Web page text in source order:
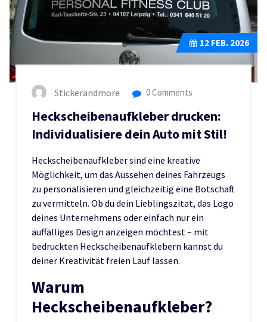
12 FEB. 2026
Stickerandmore 0 Comments
Heckscheibenaufkleber drucken:
Individualisiere dein Auto mit Stil!
Heckscheibenaufkleber sind eine kreative
Möglichkeit, um das Aussehen deines Fahrzeugs
zu personalisieren und gleichzeitig eine Botschaft
zu vermitteln. Ob du dein Lieblingszitat, das Logo
deines Unternehmens oder einfach nur ein
auffälliges Design anzeigen möchtest – mit
bedruckten Heckscheibenaufklebern kannst du
deiner Kreativität freien Lauf lassen.
Warum
Heckscheibenaufkleber?